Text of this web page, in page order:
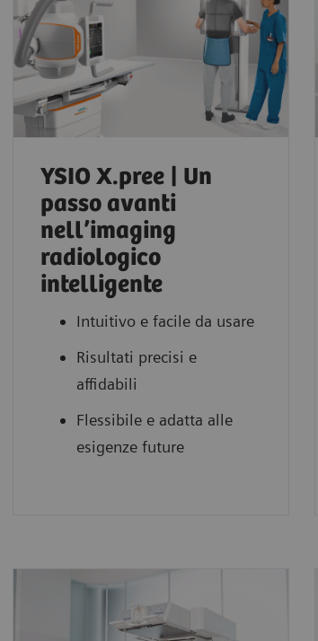
YSIO X.pree | Un
passo avanti
nell’imaging
radiologico
intelligente
Intuitivo e facile da usare
Risultati precisi e
affidabili
Flessibile e adatta alle
esigenze future